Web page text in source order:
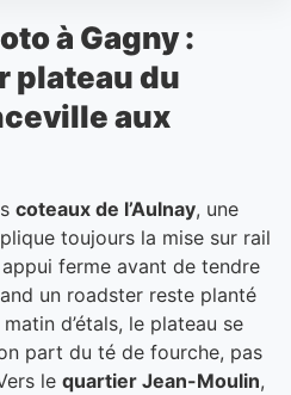
à Gagny :
plateau du
aux
coteaux de l’Aulnay, une
toujours la mise sur rail
ferme avant de tendre
un roadster reste planté
matin d’étals, le plateau se
part du té de fourche, pas
le quartier Jean-Moulin,